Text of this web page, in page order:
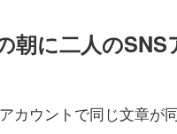
朝に二人の
カウントで同じ文章が